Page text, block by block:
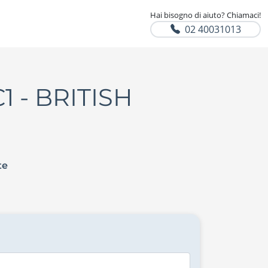
Hai bisogno di aiuto? Chiamaci!
02 40031013
- BRITISH